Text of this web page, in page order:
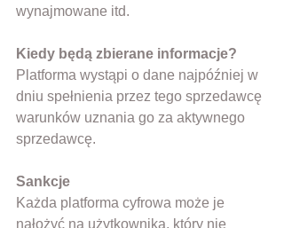
wynajmowane itd.
Kiedy będą zbierane informacje?
Platforma wystąpi o dane najpóźniej w
dniu spełnienia przez tego sprzedawcę
warunków uznania go za aktywnego
sprzedawcę.
Sankcje
Każda platforma cyfrowa może je
nałożyć na użytkownika, który nie